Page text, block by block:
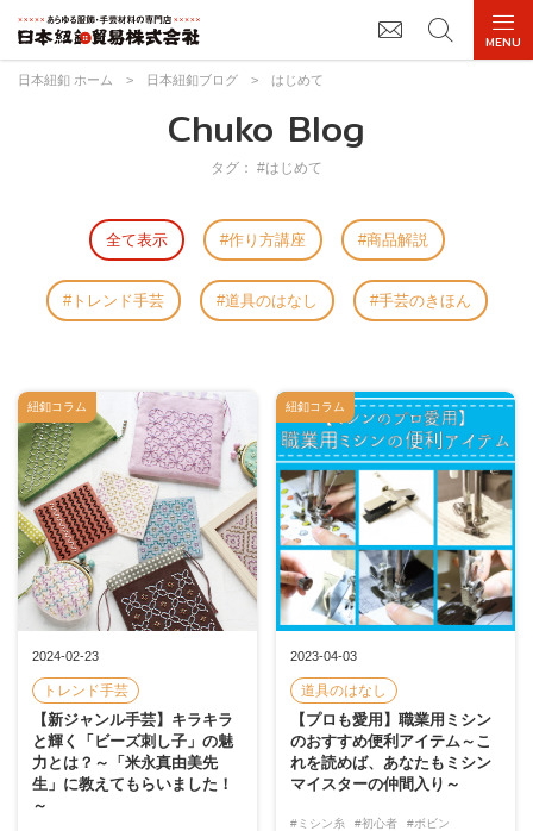
日本紐釦 ホーム > 日本紐釦ブログ > はじめて
Chuko Blog
タグ： #はじめて
全て表示 作り方講座 商品解説
トレンド手芸 道具のはなし 手芸のきほん
2024-02-23
トレンド手芸
【新ジャンル手芸】キラキラ
と輝く「ビーズ刺し子」の魅
力とは？～「米永真由美先
生」に教えてもらいました！
～
紐釦コラム
2023-04-03
道具のはなし
【プロも愛用】職業用ミシン
のおすすめ便利アイテム～こ
れを読めば、あなたもミシン
マイスターの仲間入り～
#ミシン糸 #初心者 #ボビン
紐釦コラム